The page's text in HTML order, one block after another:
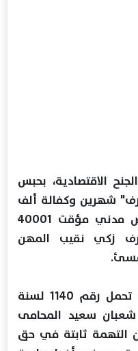
الاقتصادية، بحبس
شهرين وكفالة ألف
جنيه وغرامة 20 ألف وتعويض مدني مؤقت 40001
زكي نقيب المهن
مسئ.
صدر الحكم فى القضية التى تحمل رقم 1140 لسنة
شعبان سعيد المحامى
التهمة ثابتة في حق